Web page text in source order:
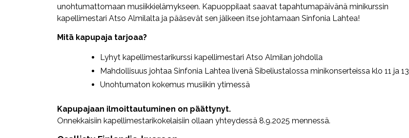
unohtumattomaan musiikkielämykseen. Kapuoppilaat saavat tapahtumapäivänä minikurssin
kapellimestari Atso Almilalta ja pääsevät sen jälkeen itse johtamaan Sinfonia Lahtea!
Mitä kapupaja tarjoaa?
Lyhyt kapellimestarikurssi kapellimestari Atso Almilan johdolla
Mahdollisuus johtaa Sinfonia Lahtea livenä Sibeliustalossa minikonserteissa klo 11 ja 13
Unohtumaton kokemus musiikin ytimessä
Kapupajaan ilmoittautuminen on päättynyt.
Onnekkaisiin kapellimestarikokelaisiin ollaan yhteydessä 8.9.2025 mennessä.